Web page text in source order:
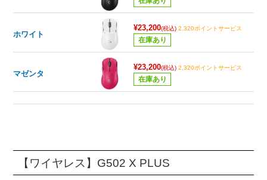
ホワイト
¥23,200(税込) 2,320ポイントサービス
在庫あり
マゼンタ
¥23,200(税込) 2,320ポイントサービス
在庫あり
【ワイヤレス】G502 X PLUS